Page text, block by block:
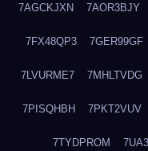
7AGCKJXN 7AOR3BJY
7FX48QP3 7GER99GF
7LVURME7 7MHLTVDG
7PISQHBH 7PKT2VUV
7TYDPROM